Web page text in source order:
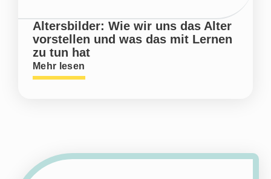
Altersbilder: Wie wir uns das Alter
vorstellen und was das mit Lernen
zu tun hat
Mehr lesen